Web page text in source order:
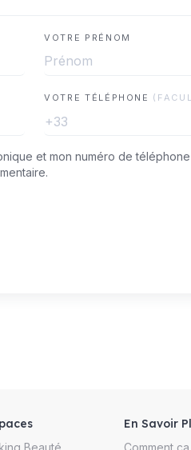
VOTRE PRÉNOM
VOTRE TÉLÉPHONE
+33
et mon numéro de
Beauté
En Savoir
Comment